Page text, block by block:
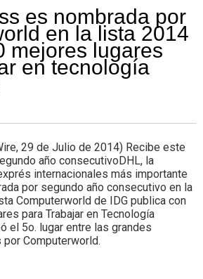
es nombrada por
en la lista 2014
mejores lugares
en tecnología
29 de Julio de 2014) Recibe este
año consecutivoDHL, la
internacionales más importante
por segundo año consecutivo en la
Computerworld de IDG publica con
para Trabajar en Tecnología
el 5o. lugar entre las grandes
Computerworld.